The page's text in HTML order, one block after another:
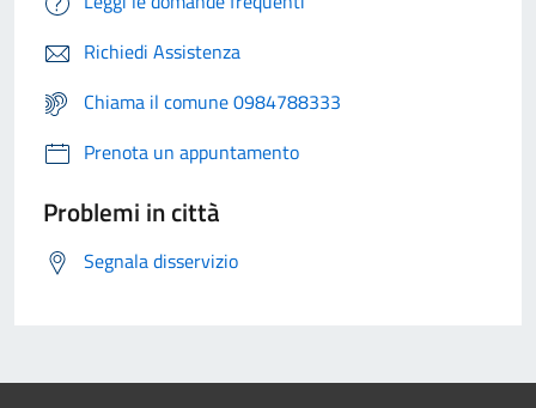
Richiedi Assistenza
Chiama il comune 0984788333
Prenota un appuntamento
Problemi in città
Segnala disservizio